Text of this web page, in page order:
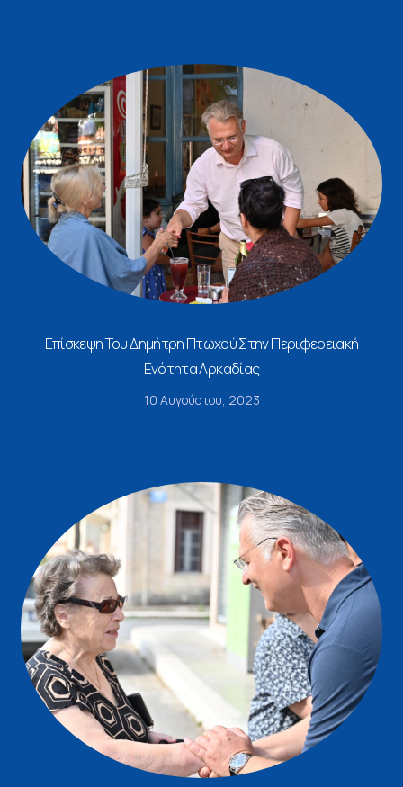
Επίσκεψη Του Δημήτρη Πτωχού Στην Περιφερειακή
Ενότητα Αρκαδίας
10 Αυγούστου, 2023